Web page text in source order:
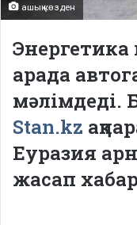
ашық көзден
Энергетика
арада
мәлімдеді.
Stan.kz
Еуразия
жасап